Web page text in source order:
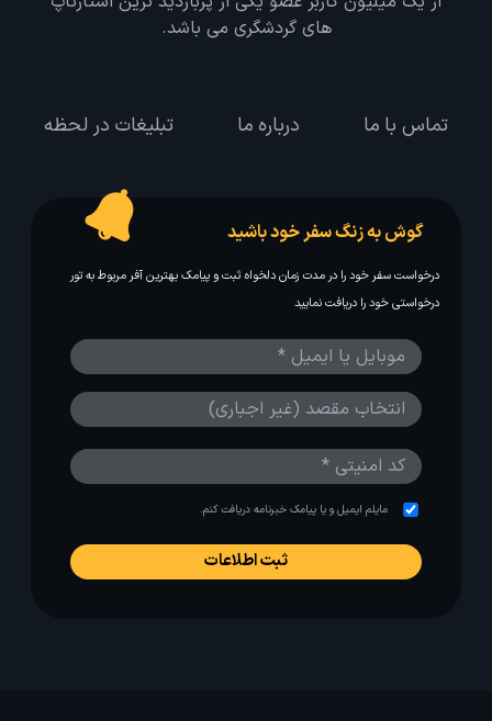
های گردشگری می باشد.
تماس با ما درباره ما تبلیغات در لحظه
گوش به زنگ سفر خود باشید
درخواست سفر خود را در مدت زمان دلخواه ثبت و پیامک بهترین آفر مربوط به تور
درخواستی خود را دریافت نمایید
مایلم ایمیل و یا پیامک خبرنامه دریافت کنم.